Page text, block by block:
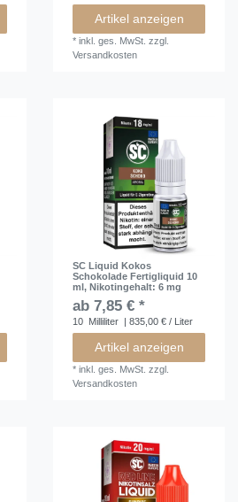
Artikel anzeigen
*inkl. ges. MwSt. zzgl.
Versandkosten
SC Liquid Kokos
Schokolade Fertigliquid 10
ml, Nikotingehalt: 6 mg
ab 7,85 € *
10 Milliliter | 835,00 € / Liter
Artikel anzeigen
*inkl. ges. MwSt. zzgl.
Versandkosten